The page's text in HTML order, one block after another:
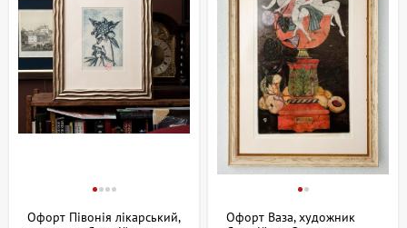
Офорт Півонія лікарський,
Офорт Ваза, художник